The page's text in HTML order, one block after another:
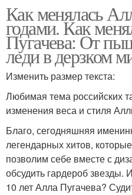
Как менялась
годами. Как
Пугачева: От
леди в дерзком
Изменить размер текста:
Любимая тема российских
изменения веса и стиля
Благо, сегодняшняя
легендарных хитов,
позволим себе вместе с
обсудить гардероб звезды.
10 лет Алла Пугачева?